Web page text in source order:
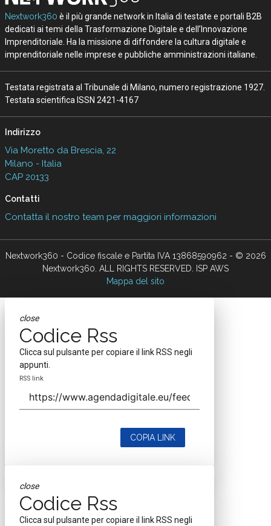
Nextwork360 è il più grande network in Italia di testate e portali B2B
dedicati ai temi della Trasformazione Digitale e dell’Innovazione
Imprenditoriale. Ha la missione di diffondere la cultura digitale e
imprenditoriale nelle imprese e pubbliche amministrazioni italiane.
Testata registrata al Tribunale di Milano, numero registrazione 1927.
Testata scientifica ISSN 2421-4167
Indirizzo
Via Moretto da Brescia, 22
Milano - Italia
CAP 20133
Contatti
Contatta il nostro team per maggiori informazioni
Nextwork360 - Codice fiscale e Partita IVA 13868590962 - © 2026
Nextwork360. ALL RIGHTS RESERVED. ISP AWS
Mappa del sito
close
Codice Rss
Clicca sul pulsante per copiare il link RSS negli
appunti.
RSS link
COPIA LINK
close
Codice Rss
Clicca sul pulsante per copiare il link RSS negli